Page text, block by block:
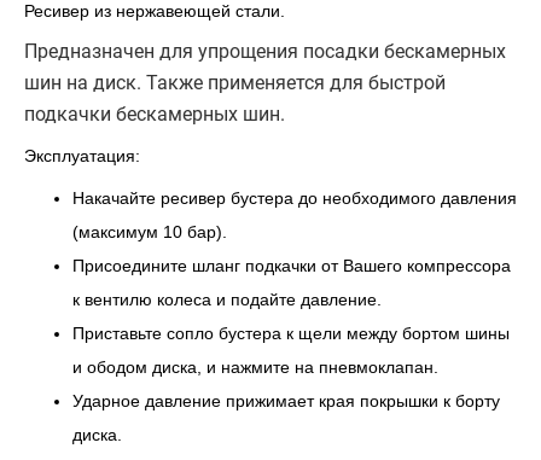
Ресивер из нержавеющей стали.
Предназначен для упрощения посадки бескамерных
шин на диск. Также применяется для быстрой
подкачки бескамерных шин.
Эксплуатация:
Накачайте ресивер бустера до необходимого давления
(максимум 10 бар).
Присоедините шланг подкачки от Вашего компрессора
к вентилю колеса и подайте давление.
Приставьте сопло бустера к щели между бортом шины
и ободом диска, и нажмите на пневмоклапан.
Ударное давление прижимает края покрышки к борту
диска.